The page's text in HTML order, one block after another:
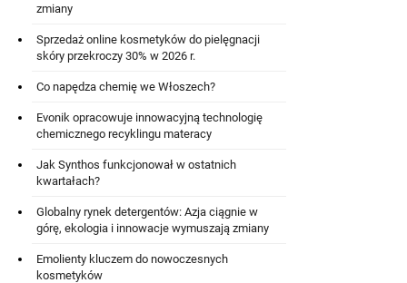
zmiany
Sprzedaż online kosmetyków do pielęgnacji
skóry przekroczy 30% w 2026 r.
Co napędza chemię we Włoszech?
Evonik opracowuje innowacyjną technologię
chemicznego recyklingu materacy
Jak Synthos funkcjonował w ostatnich
kwartałach?
Globalny rynek detergentów: Azja ciągnie w
górę, ekologia i innowacje wymuszają zmiany
Emolienty kluczem do nowoczesnych
kosmetyków